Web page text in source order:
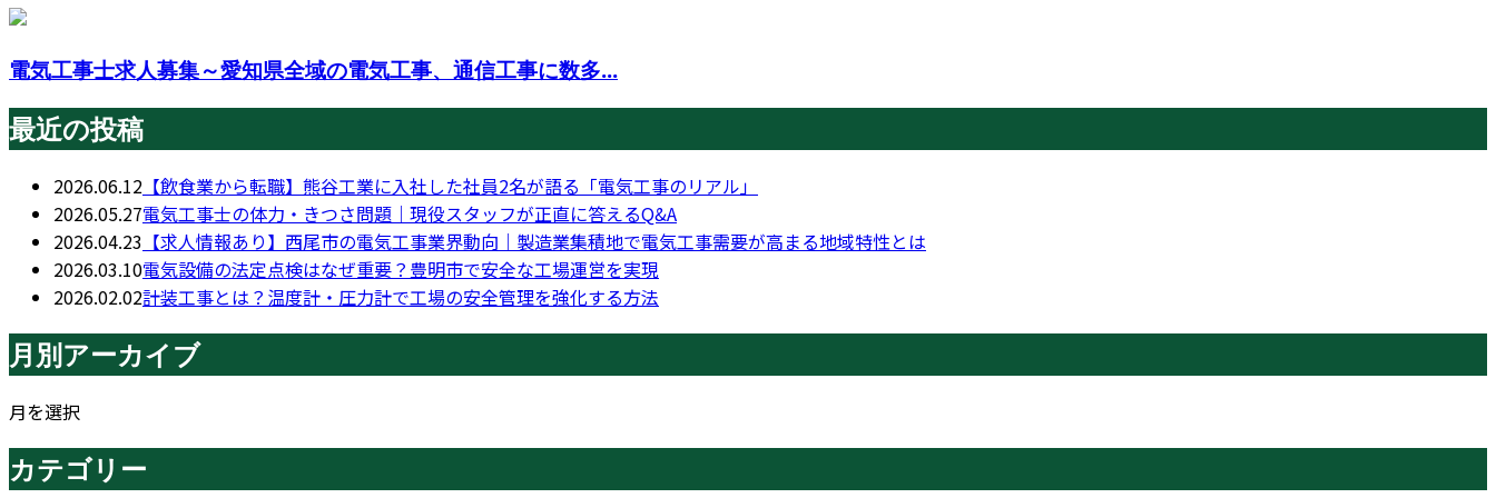
電気工事士求人募集～愛知県全域の電気工事、通信工事に数多...
最近の投稿
2026.06.12 【飲食業から転職】熊谷工業に入社した社員2名が語る「電気工事のリアル」
2026.05.27電気工事士の体力・きつさ問題｜現役スタッフが正直に答えるQ&A
2026.04.23 【求人情報あり】西尾市の電気工事業界動向｜製造業集積地で電気工事需要が高まる地域特性とは
2026.03.10電気設備の法定点検はなぜ重要？豊明市で安全な工場運営を実現
2026.02.02計装工事とは？温度計・圧力計で工場の安全管理を強化する方法
月別アーカイブ
月を選択
カテゴリー